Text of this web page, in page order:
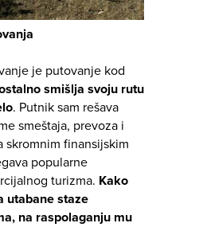
je putovanje kod
smišlja svoju rutu
. Putnik sam rešava
smeštaja, prevoza i
skromnim finansijskim
popularne
turizma. Kako
utabane staze
na raspolaganju mu